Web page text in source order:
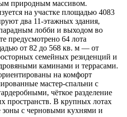
природным массивом.
на участке площадью 4083
два 11-этажных здания,
лобби и выходом во
предусмотрено 64 лота
от 82 до 568 кв. м — от
семейных резиденций и
каминами и террасами.
на комфорт
мастер-спальни с
чёткое разделение
пространств. В крупных лотах
зоны с черновыми кухнями и